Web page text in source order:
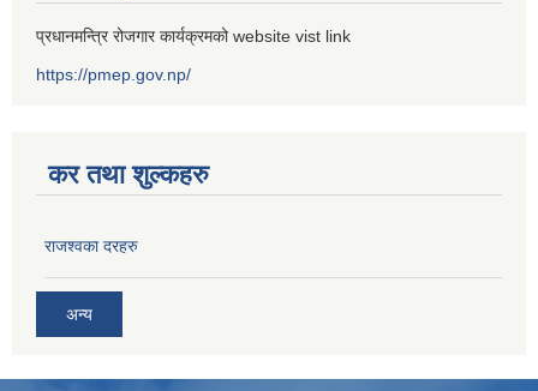
प्रधानमन्त्रि रोजगार कार्यक्रमको website vist link
https://pmep.gov.np/
कर तथा शुल्कहरु
राजश्वका दरहरु
अन्य